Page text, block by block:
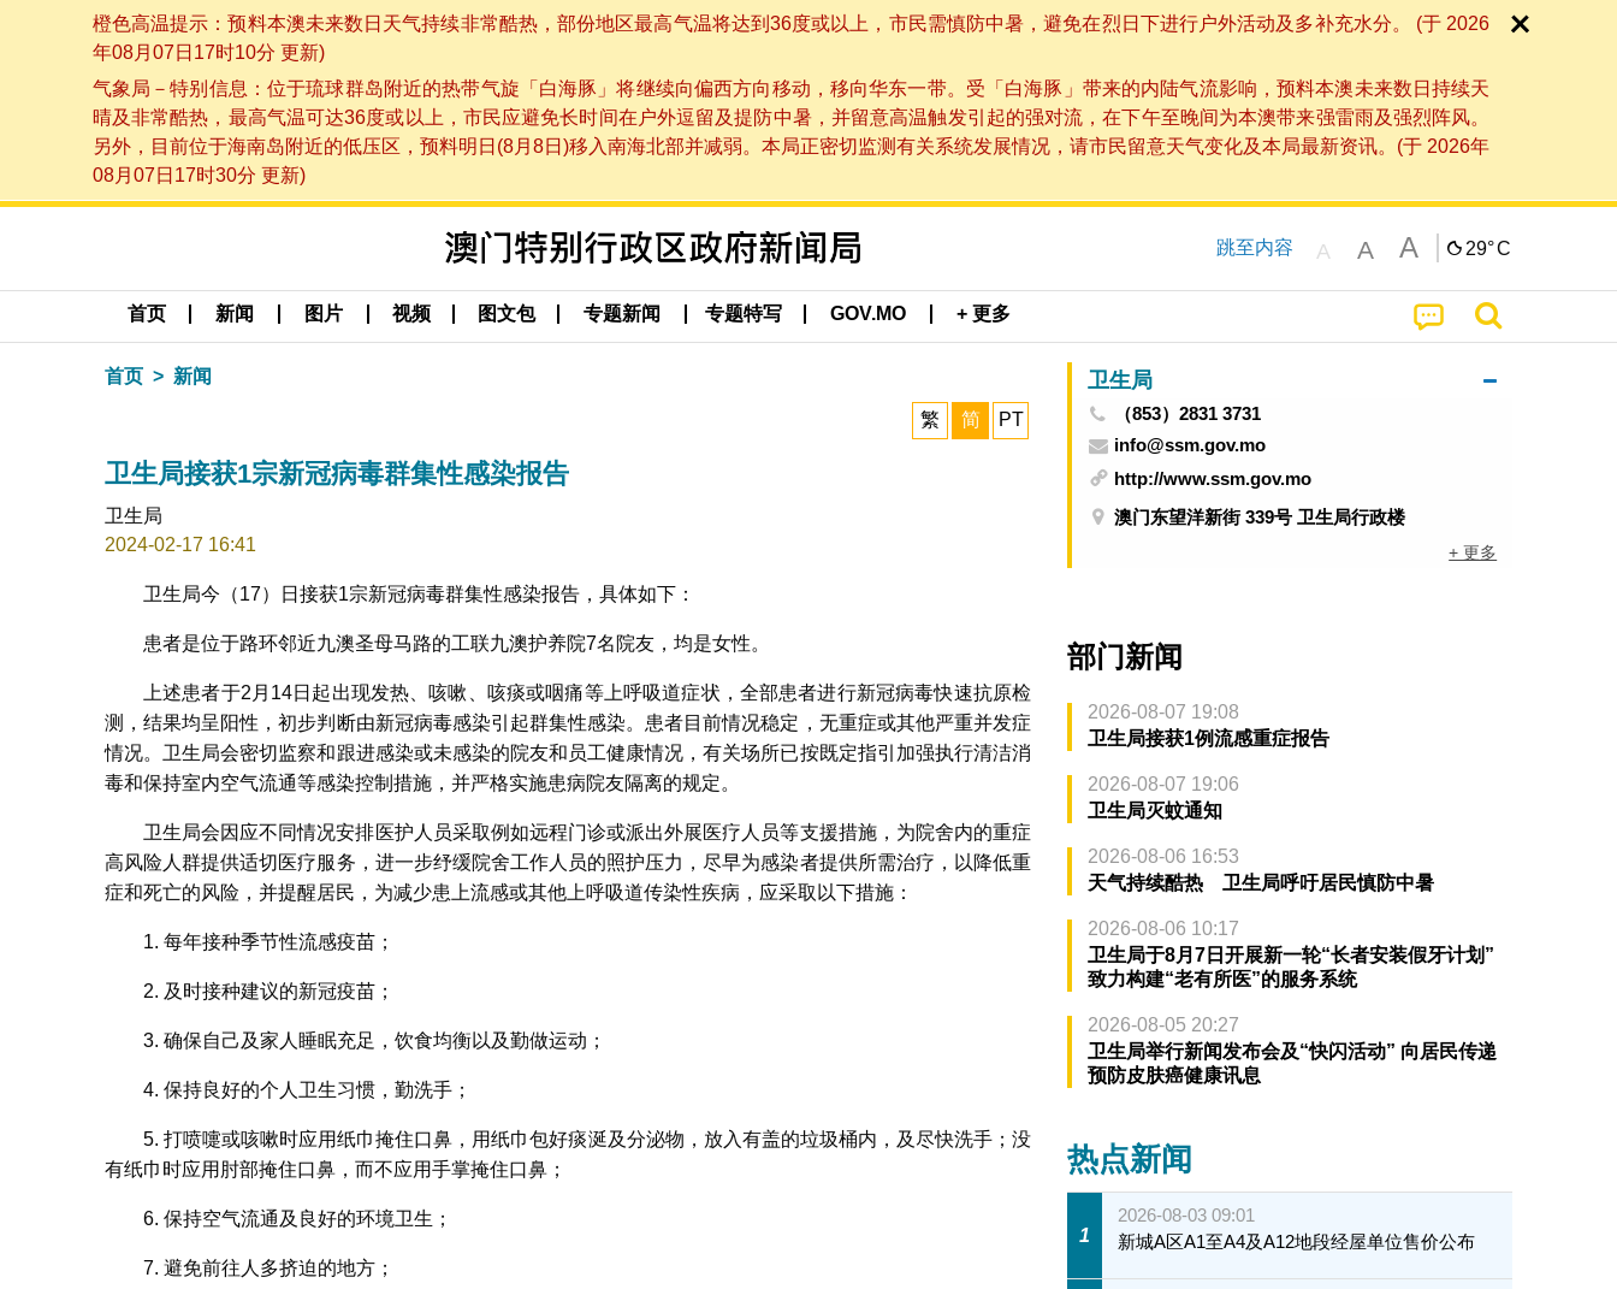
橙色高温提示：预料本澳未来数日天气持续非常酷热，部份地区最高气温将达到36度或以上，市民需慎防中暑，避免在烈日下进行户外活动及多补充水分。 (于 2026
年08月07日17时10分 更新)
气象局－特别信息：位于琉球群岛附近的热带气旋「白海豚」将继续向偏西方向移动，移向华东一带。受「白海豚」带来的内陆气流影响，预料本澳未来数日持续天
晴及非常酷热，最高气温可达36度或以上，市民应避免长时间在户外逗留及提防中暑，并留意高温触发引起的强对流，在下午至晚间为本澳带来强雷雨及强烈阵风。
另外，目前位于海南岛附近的低压区，预料明日(8月8日)移入南海北部并减弱。本局正密切监测有关系统发展情况，请市民留意天气变化及本局最新资讯。(于 2026年
08月07日17时30分 更新)
跳至内容 A A A 29°C
首页 新闻 图片 视频 图文包 专题新闻 专题特写 GOV.MO + 更多
首页 新闻
繁 简 PT
卫生局接获1宗新冠病毒群集性感染报告
卫生局
2024-02-17 16:41
卫生局今（17）日接获1宗新冠病毒群集性感染报告，具体如下：
患者是位于路环邻近九澳圣母马路的工联九澳护养院7名院友，均是女性。
上述患者于2月14日起出现发热、咳嗽、咳痰或咽痛等上呼吸道症状，全部患者进行新冠病毒快速抗原检
测，结果均呈阳性，初步判断由新冠病毒感染引起群集性感染。患者目前情况稳定，无重症或其他严重并发症
情况。卫生局会密切监察和跟进感染或未感染的院友和员工健康情况，有关场所已按既定指引加强执行清洁消
毒和保持室内空气流通等感染控制措施，并严格实施患病院友隔离的规定。
卫生局会因应不同情况安排医护人员采取例如远程门诊或派出外展医疗人员等支援措施，为院舍内的重症
高风险人群提供适切医疗服务，进一步纾缓院舍工作人员的照护压力，尽早为感染者提供所需治疗，以降低重
症和死亡的风险，并提醒居民，为减少患上流感或其他上呼吸道传染性疾病，应采取以下措施：
1. 每年接种季节性流感疫苗；
2. 及时接种建议的新冠疫苗；
3. 确保自己及家人睡眠充足，饮食均衡以及勤做运动；
4. 保持良好的个人卫生习惯，勤洗手；
5. 打喷嚏或咳嗽时应用纸巾掩住口鼻，用纸巾包好痰涎及分泌物，放入有盖的垃圾桶内，及尽快洗手；没
有纸巾时应用肘部掩住口鼻，而不应用手掌掩住口鼻；
6. 保持空气流通及良好的环境卫生；
7. 避免前往人多挤迫的地方；
卫生局
（853）2831 3731
info@ssm.gov.mo
http://www.ssm.gov.mo
澳门东望洋新街 339号 卫生局行政楼
+ 更多
部门新闻
2026-08-07 19:08
卫生局接获1例流感重症报告
2026-08-07 19:06
卫生局灭蚊通知
2026-08-06 16:53
天气持续酷热 卫生局呼吁居民慎防中暑
2026-08-06 10:17
卫生局于8月7日开展新一轮“长者安装假牙计划”
致力构建“老有所医”的服务系统
2026-08-05 20:27
卫生局举行新闻发布会及“快闪活动” 向居民传递
预防皮肤癌健康讯息
热点新闻
1
2026-08-03 09:01
新城A区A1至A4及A12地段经屋单位售价公布